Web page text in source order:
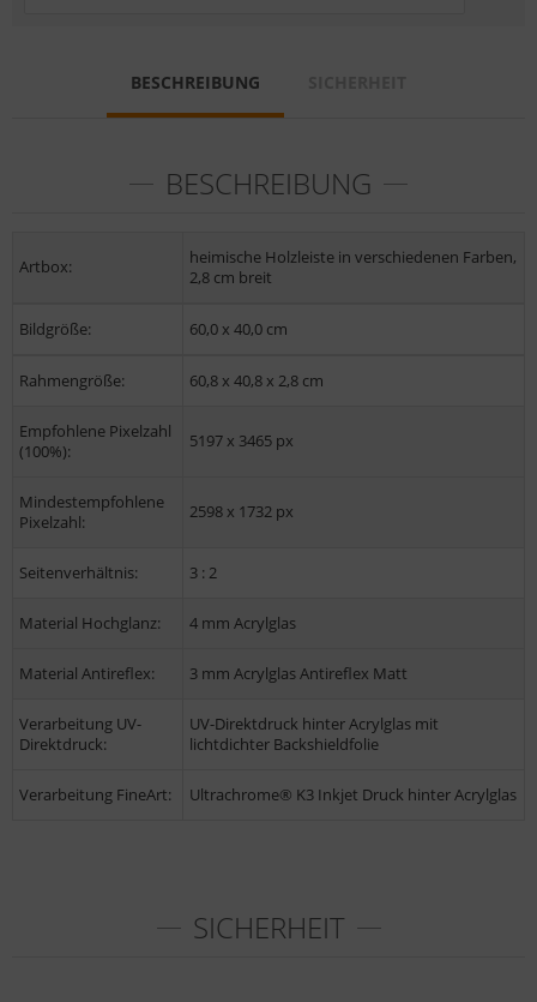
BESCHREIBUNG
BESCHREIBUNG
Artbox:
heimische Holzleiste in verschiedenen Farben,
2,8 cm breit
Bildgröße: 60,0 x 40,0 cm
Rahmengröße: 60,8 x 40,8 x 2,8 cm
Empfohlene Pixelzahl
(100%):
5197 x 3465 px
Mindestempfohlene
Pixelzahl:
2598 x 1732 px
Seitenverhältnis: 3 : 2
Material Hochglanz: 4 mm Acrylglas
Material Antireflex: 3 mm Acrylglas Antireflex Matt
Verarbeitung UV-
Direktdruck:
UV-Direktdruck hinter Acrylglas mit
lichtdichter Backshieldfolie
Verarbeitung FineArt: Ultrachrome® K3 Inkjet Druck hinter Acrylglas
SICHERHEIT